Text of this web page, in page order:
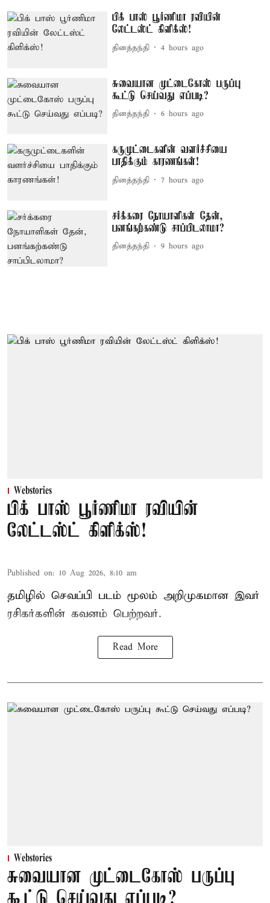
பிக் பாஸ் பூர்ணிமா ரவியின்
லேட்டஸ்ட் கிளிக்ஸ்!
தினத்தந்தி 4 hours ago
சுவையான முட்டைகோஸ் பருப்பு
கூட்டு செய்வது எப்படி?
தினத்தந்தி 6 hours ago
கருமுட்டைகளின் வளர்ச்சியை
பாதிக்கும் காரணங்கள்!
தினத்தந்தி 7 hours ago
சர்க்கரை நோயாளிகள் தேன்,
பனங்கற்கண்டு சாப்பிடலாமா?
தினத்தந்தி 9 hours ago
Webstories
பிக் பாஸ் பூர்ணிமா ரவியின்
லேட்டஸ்ட் கிளிக்ஸ்!
Published on: 10 Aug 2026, 8:10 am
தமிழில் செவப்பி படம் மூலம் அறிமுகமான இவர்
ரசிகர்களின் கவனம் பெற்றவர்.
Read More
Webstories
சுவையான முட்டைகோஸ் பருப்பு